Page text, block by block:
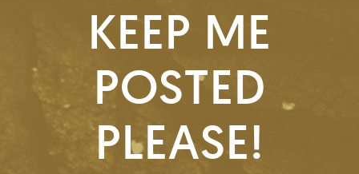
KEEP ME
POSTED
PLEASE!